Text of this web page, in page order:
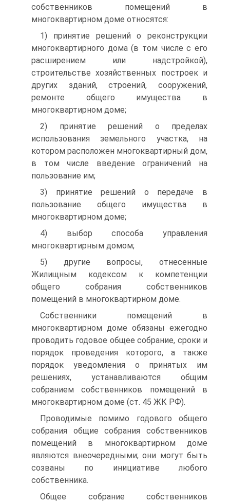
собственников помещений в
многоквартирном доме относятся:
1) принятие решений о реконструкции
многоквартирного дома (в том числе с его
расширением или надстройкой),
строительстве хозяйственных построек и
других зданий, строений, сооружений,
ремонте общего имущества в
многоквартирном доме;
2) принятие решений о пределах
использования земельного участка, на
котором расположен многоквартирный дом,
в том числе введение ограничений на
пользование им;
3) принятие решений о передаче в
пользование общего имущества в
многоквартирном доме;
4) выбор способа управления
многоквартирным домом;
5) другие вопросы, отнесенные
Жилищным кодексом к компетенции
общего собрания собственников
помещений в многоквартирном доме.
Собственники помещений в
многоквартирном доме обязаны ежегодно
проводить годовое общее собрание, сроки и
порядок проведения которого, а также
порядок уведомления о принятых им
решениях, устанавливаются общим
собранием собственников помещений в
многоквартирном доме (ст. 45 ЖК РФ).
Проводимые помимо годового общего
собрания общие собрания собственников
помещений в многоквартирном доме
являются внеочередными; они могут быть
созваны по инициативе любого
собственника.
Общее собрание собственников